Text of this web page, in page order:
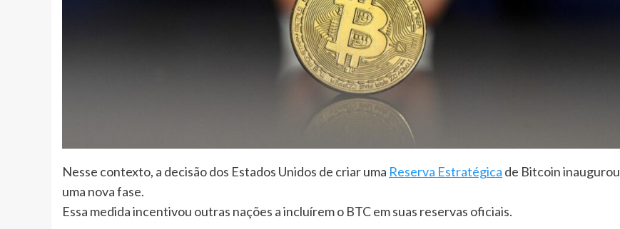
Nesse contexto, a decisão dos Estados Unidos de criar uma Reserva Estratégica de Bitcoin inaugurou
uma nova fase.
Essa medida incentivou outras nações a incluírem o BTC em suas reservas oficiais.